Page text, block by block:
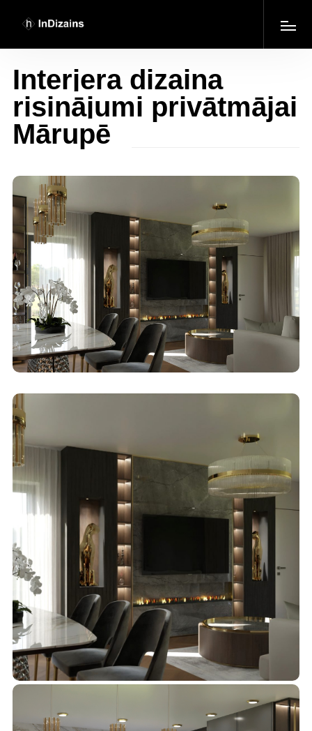
Interjera dizaina
risinājumi privātmājai
Mārupē